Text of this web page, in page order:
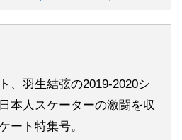
、羽生結弦の2019-2020シ
本人スケーターの激闘を収
ート特集号。